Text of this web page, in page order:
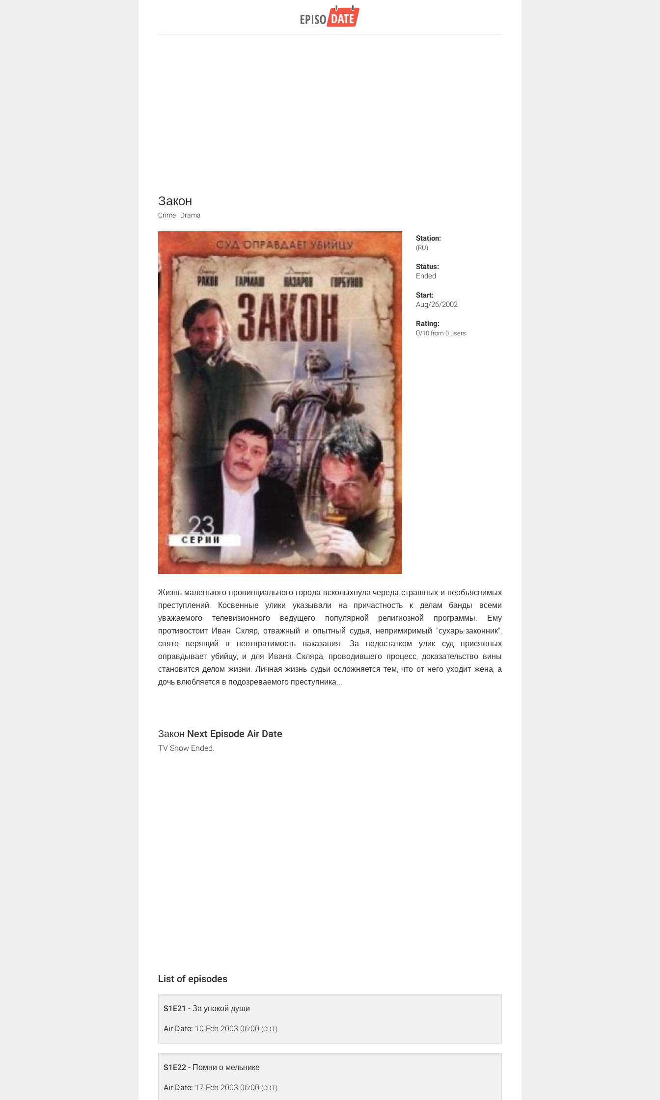
Закон
Crime | Drama
Station:
(RU)
Status:
Ended
Start:
Aug/26/2002
Rating:
0/10 from 0 users
Жизнь маленького провинциального города всколыхнула череда страшных и необъяснимых
преступлений. Косвенные улики указывали на причастность к делам банды всеми
уважаемого телевизионного ведущего популярной религиозной программы. Ему
противостоит Иван Скляр, отважный и опытный судья, непримиримый "сухарь-законник",
свято верящий в неотвратимость наказания. За недостатком улик суд присяжных
оправдывает убийцу, и для Ивана Скляра, проводившего процесс, доказательство вины
становится делом жизни. Личная жизнь судьи осложняется тем, что от него уходит жена, а
дочь влюбляется в подозреваемого преступника...
Закон Next Episode Air Date
TV Show Ended.
List of episodes
S1E21 - За упокой души
Air Date: 10 Feb 2003 06:00 (CDT)
S1E22 - Помни о мельнике
Air Date: 17 Feb 2003 06:00 (CDT)